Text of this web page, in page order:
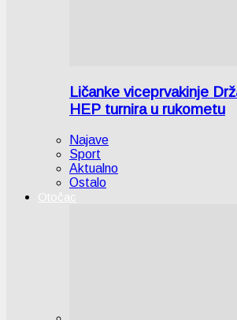
Ličanke viceprvakinje
HEP turnira u rukometu
Najave
Sport
Aktualno
Ostalo
Otočac